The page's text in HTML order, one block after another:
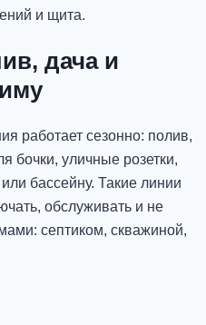
и щита.
дача и
работает сезонно: полив,
бочки, уличные розетки,
бассейну. Такие линии
обслуживать и не
септиком, скважиной,